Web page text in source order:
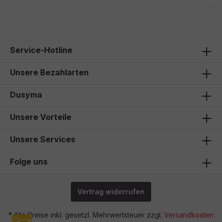
Service-Hotline
Unsere Bezahlarten
Dusyma
Unsere Vorteile
Unsere Services
Folge uns
Vertrag widerrufen
* Alle Preise inkl. gesetzl. Mehrwertsteuer zzgl. Versandkosten